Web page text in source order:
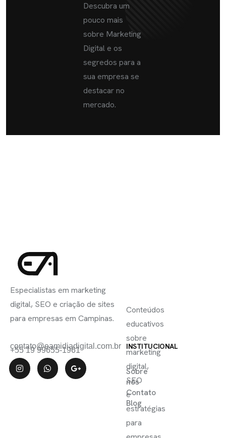
Descubra um
pouco mais
sobre Marketing
Digital e os
segredos para a
sua empresa se
destacar no
mercado.
Especialistas em marketing
digital, SEO e criação de sites
para empresas em Campinas.
contato@eamidiadigital.com.br
+55 19 99655-1961 INSTITUCIONAL
Sobre
nós
Contato
Blog
Conteúdos
educativos
sobre
marketing
digital,
SEO
e
estratégias
para